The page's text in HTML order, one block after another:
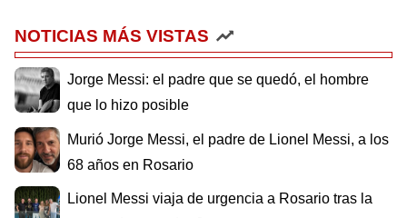
NOTICIAS MÁS VISTAS
Jorge Messi: el padre que se quedó, el hombre
que lo hizo posible
Murió Jorge Messi, el padre de Lionel Messi, a los
68 años en Rosario
Lionel Messi viaja de urgencia a Rosario tras la